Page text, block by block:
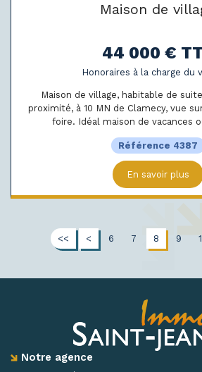
Maison de
44 000 €
Honoraires à la charge du
Maison de village, habitable de
proximité, à 10 MN de Clamecy, vue
foire. Idéal maison de vacances
Référence 4387
En savoir plus
<< < 6 7 8 9
Notre agence